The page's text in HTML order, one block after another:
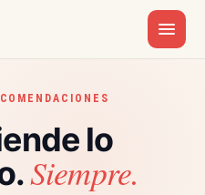
lo
Siempre.